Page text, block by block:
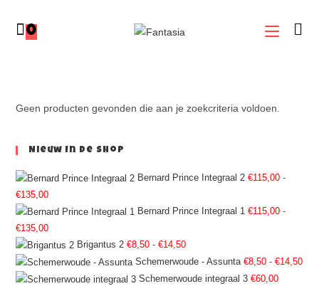
0
Geen producten gevonden die aan je zoekcriteria voldoen.
Nieuw In De Shop
Bernard Prince Integraal 2 €115,00 -
€135,00
Bernard Prince Integraal 1 €115,00 -
€135,00
Brigantus 2 €8,50 - €14,50
Schemerwoude - Assunta €8,50 - €14,50
Schemerwoude integraal 3 €60,00